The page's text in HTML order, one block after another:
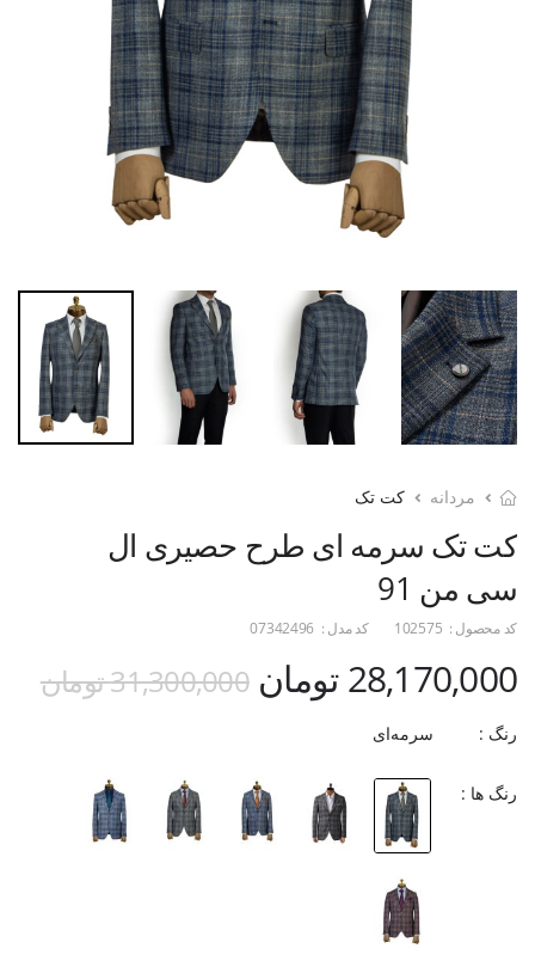
مردانه کت تک
کت تک سرمه ای طرح حصیری ال
سی من 91
کد محصول : 102575 کد مدل : 07342496
28,170,000 تومان 31,300,000 تومان
رنگ : سرمه‌ای
رنگ ها :